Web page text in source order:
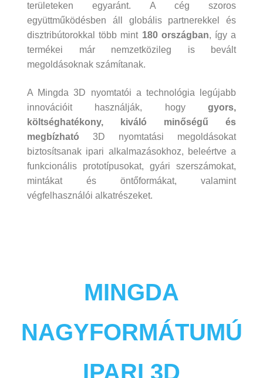
területeken egyaránt. A cég szoros
együttműködésben áll globális partnerekkel és
disztribútorokkal több mint 180 országban, így a
termékei már nemzetközileg is bevált
megoldásoknak számítanak.
A Mingda 3D nyomtatói a technológia legújabb
innovációit használják, hogy gyors,
költséghatékony, kiváló minőségű és
megbízható 3D nyomtatási megoldásokat
biztosítsanak ipari alkalmazásokhoz, beleértve a
funkcionális prototípusokat, gyári szerszámokat,
mintákat és öntőformákat, valamint
végfelhasználói alkatrészeket.
MINGDA
NAGYFORMÁTUMÚ
IPARI 3D